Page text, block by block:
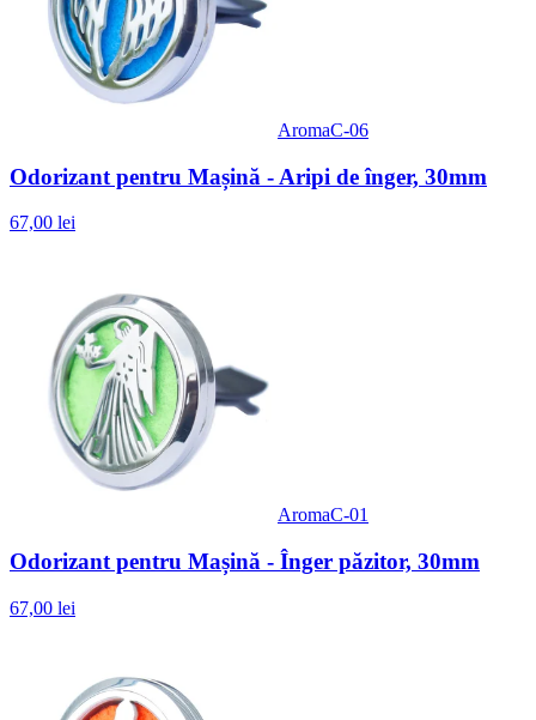
AromaC-06
Odorizant pentru Mașină - Aripi de înger, 30mm
67,00 lei
AromaC-01
Odorizant pentru Mașină - Înger păzitor, 30mm
67,00 lei